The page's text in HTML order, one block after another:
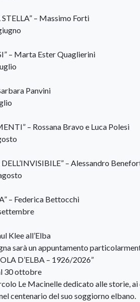
– Massimo Forti
– Marta Ester Quaglierini
Panvini
– Rossana Bravo e Luca Polesi
– Alessandro
– Federica Bettocchi
Klee all’Elba
sarà un appuntamento
D’ELBA – 1926/2026”
30 ottobre
Le Macinelle dedicato alle storie,
centenario del suo soggiorno elbano.